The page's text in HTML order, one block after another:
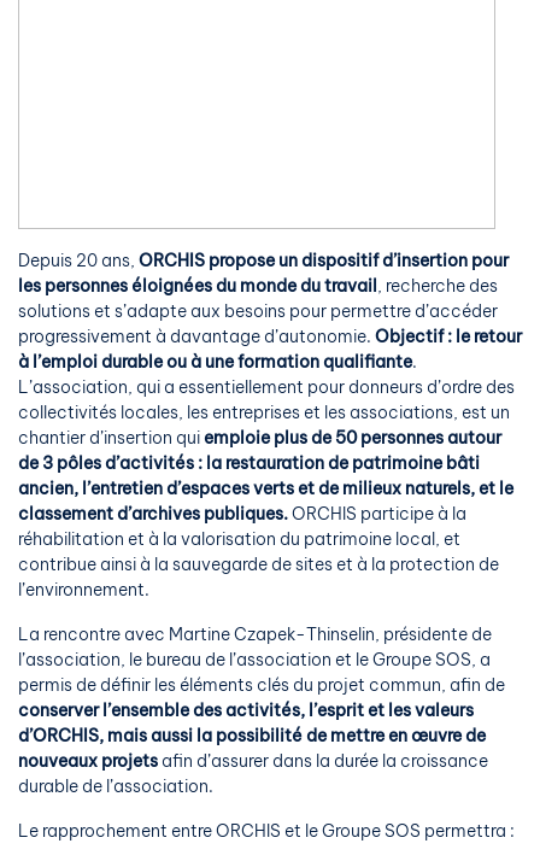
Depuis 20 ans, ORCHIS propose un dispositif d’insertion pour
les personnes éloignées du monde du travail , recherche des
solutions et s’adapte aux besoins pour permettre d’accéder
progressivement à davantage d’autonomie. Objectif : le retour
à l’emploi durable ou à une formation qualifiante.
L’association, qui a essentiellement pour donneurs d’ordre des
collectivités locales, les entreprises et les associations, est un
chantier d’insertion quiemploie plus de 50 personnes autour
de 3 pôles d’activités : la restauration de patrimoine bâti
ancien, l’entretien d’espaces verts et de milieux naturels, et le
classementd’archives publiques.ORCHIS participe à la
réhabilitation et à la valorisation du patrimoine local, et
contribue ainsi à la sauvegarde de sites et à la protection de
l’environnement.
La rencontre avec Martine Czapek-Thinselin, présidente de
l’association, le bureau de l’association et le Groupe SOS, a
permis de définir les éléments clés du projet commun, afin de
conserver l’ensemble des activités, l’esprit et les valeurs
d’ORCHIS, mais aussi la possibilité de mettre en œuvre de
nouveaux projets afin d’assurer dans la durée la croissance
durable de l’association.
Le rapprochement entre ORCHIS et le Groupe SOS permettra :